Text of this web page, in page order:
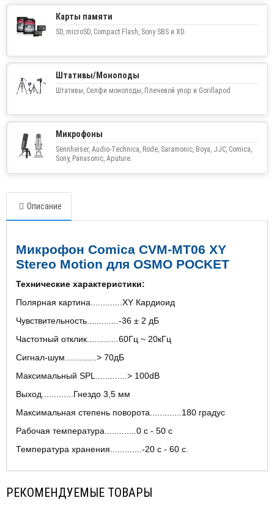
Карты памяти
SD, microSD, Compact Flash, Sony SBS и XD.
Штативы/Моноподы
Штативы, Селфи моноподы, Плечевой упор и Gorillapod
Микрофоны
Sennheiser, Audio-Technica, Rode, Saramonic, Boya, JJC, Comica,
Sony, Panasonic, Aputure.
Описание
Микрофон Comica CVM-MT06 XY
Stereo Motion для OSMO POCKET
Технические характеристики:
Полярная картина.............XY Кардиоид
Чувствительность.............-36 ± 2 дБ
Частотный отклик.............60Гц ~ 20кГц
Сигнал-шум.............> 70дБ
Максимальный SPL.............> 100dB
Выход.............Гнездо 3,5 мм
Максимальная степень поворота.............180 градус
Рабочая температура.............0 с - 50 с
Температура хранения.............-20 с - 60 с.
РЕКОМЕНДУЕМЫЕ ТОВАРЫ